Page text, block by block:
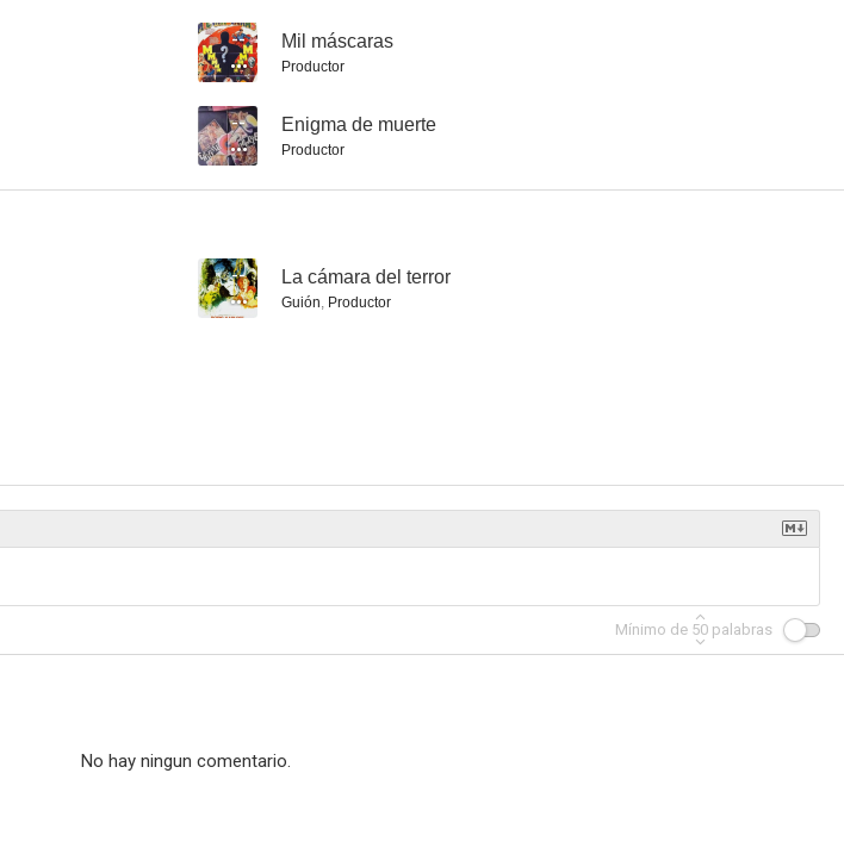
-- Mil máscaras
Productor
-- Enigma de muerte
Productor
-- La cámara del terror
Guión, Productor
Mínimo de 50 palabras
No hay ningun comentario.